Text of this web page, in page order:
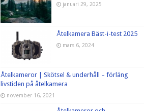
januari 29, 2025
Åtelkamera Bäst-i-test 2025
mars 6, 2024
Åtelkameror | Skötsel & underhåll – förläng
livstiden på åtelkamera
november 16, 2021